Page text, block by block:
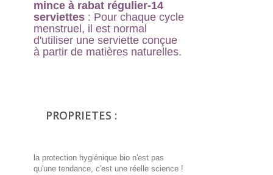
mince à rabat régulier-14
serviettes : Pour chaque cycle
menstruel, il est normal
d'utiliser une serviette conçue
à partir de matières naturelles.
PROPRIETES :
la protection hygiénique bio n'est pas
qu'une tendance, c'est une réelle science !